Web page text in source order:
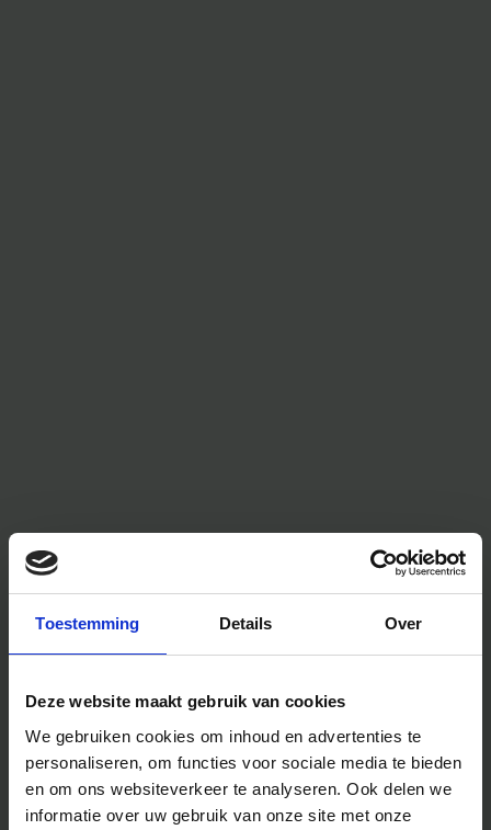
Toestemming Details Over
Deze website maakt gebruik van cookies
We gebruiken cookies om inhoud en advertenties te
personaliseren, om functies voor sociale media te bieden
en om ons websiteverkeer te analyseren. Ook delen we
informatie over uw gebruik van onze site met onze